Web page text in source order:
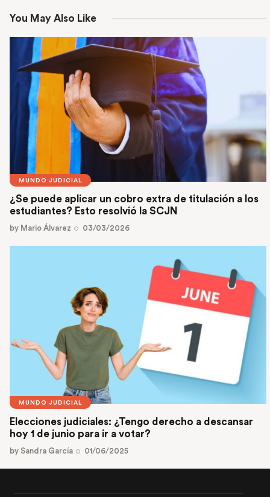
You May Also Like
MUNDO JUDICIAL
¿Se puede aplicar un cobro extra de titulación a los
estudiantes? Esto resolvió la SCJN
by Mario Álvarez 03/03/2026
MUNDO JUDICIAL
Elecciones judiciales: ¿Tengo derecho a descansar
hoy 1 de junio para ir a votar?
by Sandra García 01/06/2025